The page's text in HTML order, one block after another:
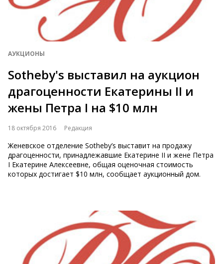
АУКЦИОНЫ
Sotheby's выставил на аукцион
драгоценности Екатерины II и
жены Петра I на $10 млн
18 октября 2016 Редакция
Женевское отделение Sotheby’s выставит на продажу
драгоценности, принадлежавшие Екатерине II и жене Петра
I Екатерине Алексеевне, общая оценочная стоимость
которых достигает $10 млн, сообщает аукционный дом.